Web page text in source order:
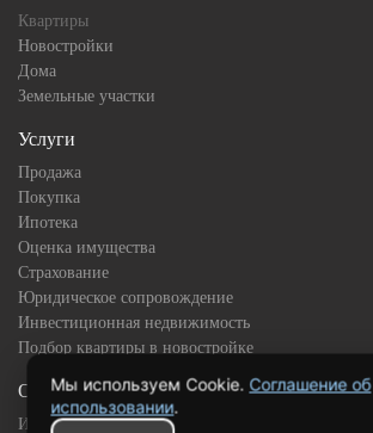
Квартиры
Новостройки
Дома
Земельные участки
Услуги
Продажа
Покупка
Ипотека
Оценка имущества
Страхование
Юридическое сопровождение
Инвестиционная недвижимость
Подбор квартиры в новостройке
О компании
История
Мы используем Cookie. Соглашение об
использовании.